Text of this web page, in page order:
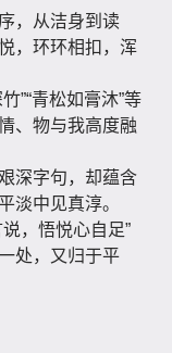
，从洁身到读
，环环相扣，浑
”“青松如膏沐”等
、物与我高度融
深字句，却蕴含
淡中见真淳。
说，悟悦心自足”
处，又归于平